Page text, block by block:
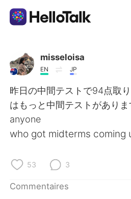
AI Grammar Checker
Français
misseloisa
EN JP
昨日の中間テストで94点取
はもっと中間テストがあり
anyone
who got midterms coming
53 3
Commentaires